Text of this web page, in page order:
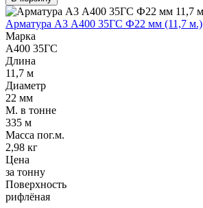
Арматура А3 А400 35ГС Ф22 мм (11,7 м.)
Марка
А400 35ГС
Длина
11,7 м
Диаметр
22 мм
М. в тонне
335 м
Масса пог.м.
2,98 кг
Цена
за тонну
Поверхность
рифлёная